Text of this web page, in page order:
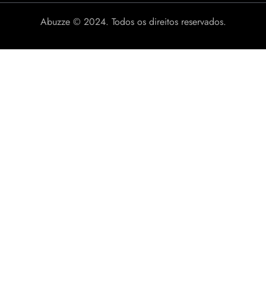
Abuzze © 2024. Todos os direitos reservados.